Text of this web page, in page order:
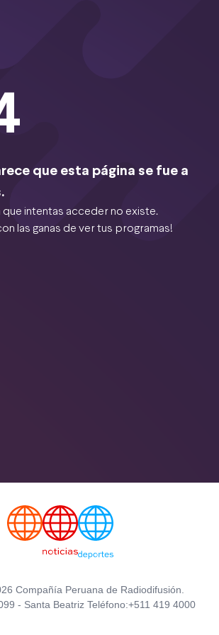
que esta página se fue a
que intentas acceder no existe.
las ganas de ver tus programas!
Compañía Peruana de Radiodifusión.
- Santa Beatriz Teléfono:+511 419 4000